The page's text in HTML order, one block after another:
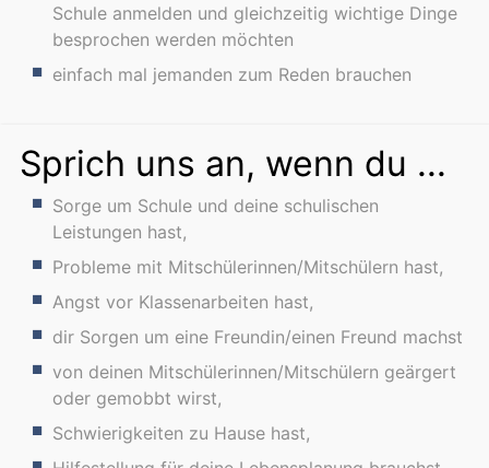
Schule anmelden und gleichzeitig wichtige Dinge
besprochen werden möchten
einfach mal jemanden zum Reden brauchen
Sprich uns an, wenn du ...
Sorge um Schule und deine schulischen
Leistungen hast,
Probleme mit Mitschülerinnen/Mitschülern hast,
Angst vor Klassenarbeiten hast,
dir Sorgen um eine Freundin/einen Freund machst
von deinen Mitschülerinnen/Mitschülern geärgert
oder gemobbt wirst,
Schwierigkeiten zu Hause hast,